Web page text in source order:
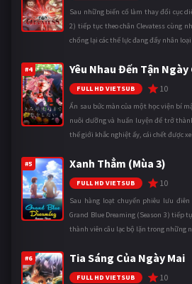
Sau những biến cố làm thay đổi cục
2) tiếp tục theo chân Clevatess cùng
chống lại các thế lực đang đẩy nhân
#4 Yêu Nhau Đến Tận Ngày
FULL HD VIETSUB 10
Ẩn sau bức màn của một học viện bí
nuôi dưỡng và huấn luyện để trở
thế giới khắc nghiệt ấy, cái chết được
#5 Xanh Thẳm (Mùa 3)
FULL HD VIETSUB 10
Sau hàng loạt chuyến phiêu lưu
Grand Blue Dreaming (Season 3) tiếp
thành viên câu lạc bộ lặn trong những
#6 Tia Sáng Của Ngày Mai
FULL HD VIETSUB 10